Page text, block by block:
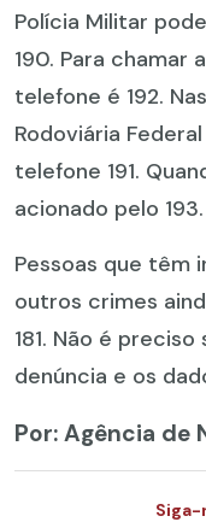
Polícia Militar
190. Para chamar
telefone é 192.
Rodoviária
telefone 191.
acionado pelo 193.
Pessoas que têm
outros crimes
181. Não é
denúncia e os
Por: Agência de
Siga-